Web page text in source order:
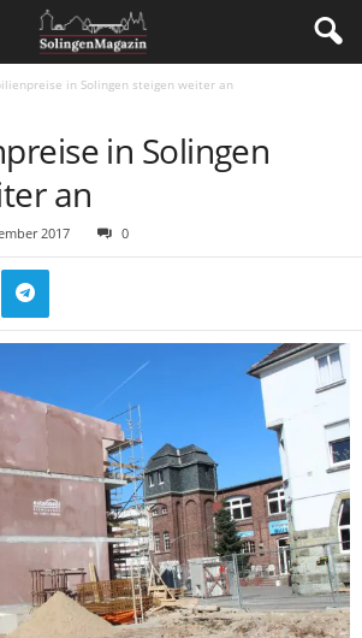
in Solingen steigen weiter an
in Solingen
an
2017 0